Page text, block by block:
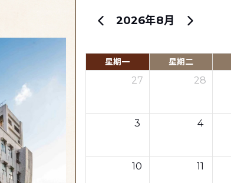
2026年8月
星期一 星期二
27 28
3 4
10 11